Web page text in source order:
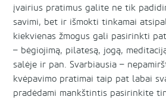
įvairius pratimus galite ne tik
savimi, bet ir išmokti tinkamai
kiekvienas žmogus gali pasirinkti
– bėgiojimą, pilatesą, jogą,
salėje ir pan. Svarbiausia –
kvėpavimo pratimai taip pat labai
pradėdami mankštintis pasirinkite